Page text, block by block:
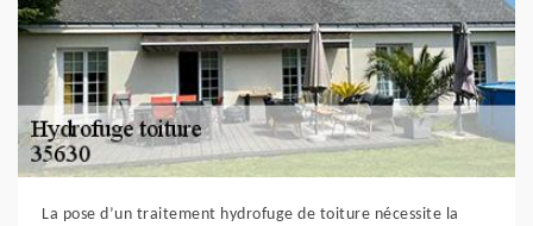
La pose d’un traitement hydrofuge de toiture nécessite la